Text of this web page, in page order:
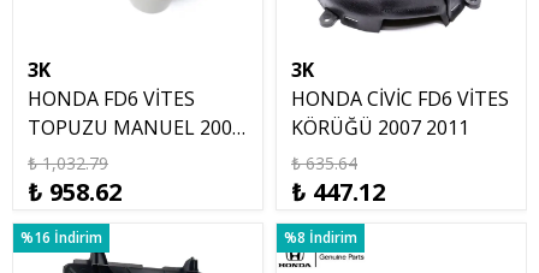
3K
HONDA FD6 VİTES
TOPUZU MANUEL 2007
2011
₺ 1,032.79
₺ 958.62
3K
HONDA CİVİC FD6 VİTES
KÖRÜĞÜ 2007 2011
₺ 635.64
₺ 447.12
%16 İndirim %8 İndirim